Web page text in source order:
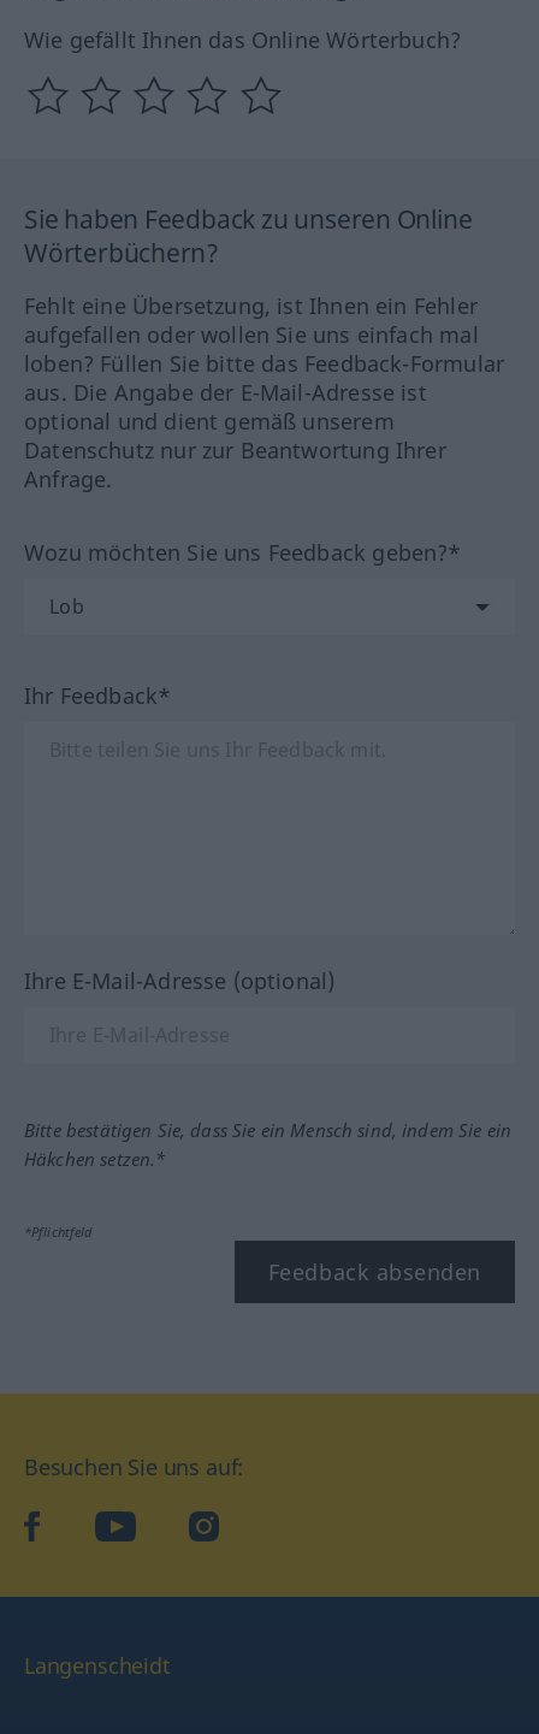
Wie gefällt Ihnen das Online Wörterbuch?
Sie haben Feedback zu unseren Online
Wörterbüchern?
Fehlt eine Übersetzung, ist Ihnen ein Fehler
aufgefallen oder wollen Sie uns einfach mal
loben? Füllen Sie bitte das Feedback-Formular
aus. Die Angabe der E-Mail-Adresse ist
optional und dient gemäß unserem
Datenschutz nur zur Beantwortung Ihrer
Anfrage.
Wozu möchten Sie uns Feedback geben?*
Ihr Feedback*
Ihre E-Mail-Adresse (optional)
Bitte bestätigen Sie, dass Sie ein Mensch sind, indem Sie ein
Häkchen setzen.*
*Pflichtfeld
Feedback absenden
Besuchen Sie uns auf:
facebookYouTube Instagram
Langenscheidt